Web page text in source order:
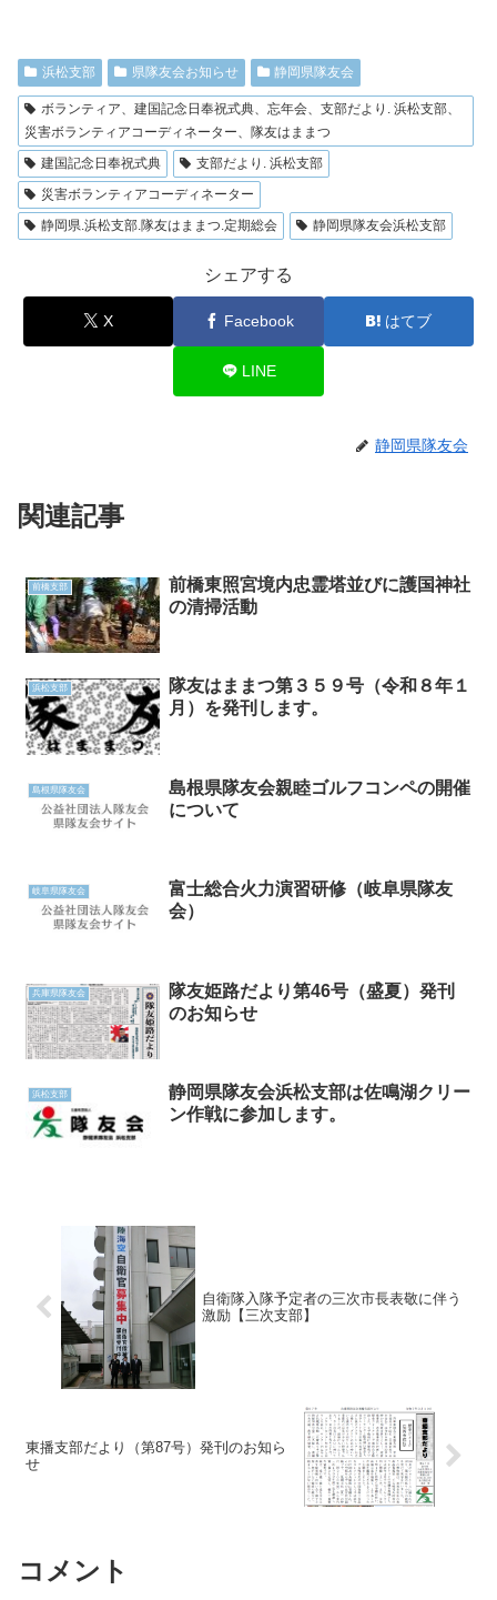
浜松支部 県隊友会お知らせ 静岡県隊友会
ボランティア、建国記念日奉祝式典、忘年会、支部だより. 浜松支部、
災害ボランティアコーディネーター、隊友はままつ
建国記念日奉祝式典
支部だより. 浜松支部
災害ボランティアコーディネーター
静岡県.浜松支部.隊友はままつ.定期総会
静岡県隊友会浜松支部
シェアする
X Facebook はてブ
LINE
静岡県隊友会
関連記事
前橋支部
前橋東照宮境内忠霊塔並びに護国神社
の清掃活動
浜松支部
隊友はままつ第３５９号（令和８年１
月）を発刊します。
島根県隊友会
島根県隊友会親睦ゴルフコンペの開催
について
岐阜県隊友会
富士総合火力演習研修（岐阜県隊友
会）
兵庫県隊友会
隊友姫路だより第46号（盛夏）発刊
のお知らせ
浜松支部
静岡県隊友会浜松支部は佐鳴湖クリー
ン作戦に参加します。
自衛隊入隊予定者の三次市長表敬に伴う
激励【三次支部】
東播支部だより（第87号）発刊のお知ら
せ
コメント